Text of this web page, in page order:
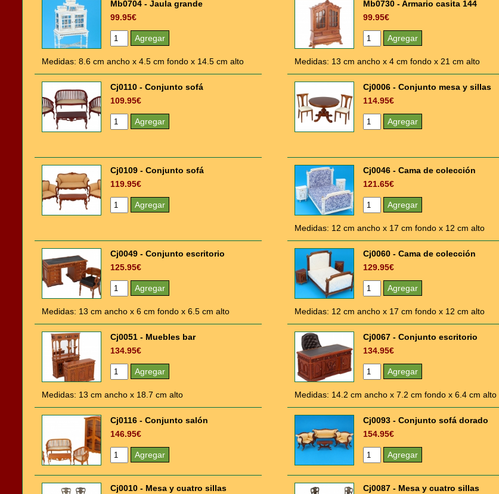
Mb0704 - Jaula grande
99.95€
Medidas: 8.6 cm ancho x 4.5 cm fondo x 14.5 cm alto
Mb0730 - Armario casita 144
99.95€
Medidas: 13 cm ancho x 4 cm fondo x 21 cm alto
Cj0110 - Conjunto sofá
109.95€
Cj0006 - Conjunto mesa y sillas
114.95€
Cj0109 - Conjunto sofá
119.95€
Cj0046 - Cama de colección
121.65€
Medidas: 12 cm ancho x 17 cm fondo x 12 cm alto
Cj0049 - Conjunto escritorio
125.95€
Medidas: 13 cm ancho x 6 cm fondo x 6.5 cm alto
Cj0060 - Cama de colección
129.95€
Medidas: 12 cm ancho x 17 cm fondo x 12 cm alto
Cj0051 - Muebles bar
134.95€
Medidas: 13 cm ancho x 18.7 cm alto
Cj0067 - Conjunto escritorio
134.95€
Medidas: 14.2 cm ancho x 7.2 cm fondo x 6.4 cm alto
Cj0116 - Conjunto salón
146.95€
Cj0093 - Conjunto sofá dorado
154.95€
Cj0010 - Mesa y cuatro sillas Cj0087 - Mesa y cuatro sillas